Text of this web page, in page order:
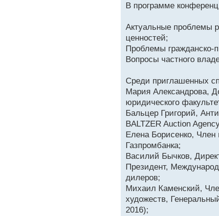
В программе
Актуальные проблемы
ценностей;
Проблемы гражданско-
Вопросы частного
Среди приглашенных
Мария Александрова,
юридического
Бальцер Григорий,
BALTZER Auction
Елена Борисенко,
Газпромбанка;
Василий Бычков,
Президент,
дилеров;
Михаил Каменский,
художеств,
2016);